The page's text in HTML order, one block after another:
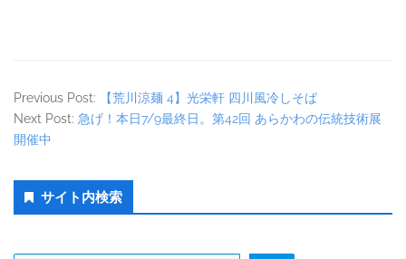
Previous Post:
【荒川涼麺 4】光栄軒 四川風冷しそば
Next Post: 急げ！本日7/9最終日。第42回 あらかわの伝統技術展
開催中
Secondary
Sidebar
サイト内検索